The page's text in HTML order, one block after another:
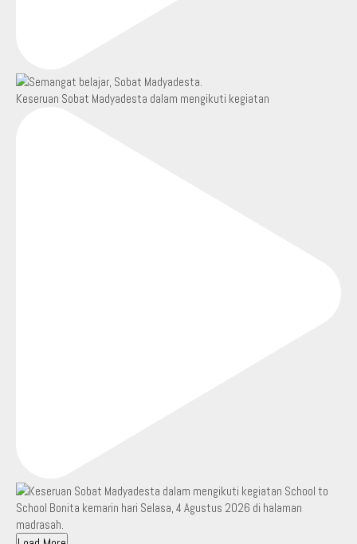
Keseruan Sobat Madyadesta dalam mengikuti kegiatan